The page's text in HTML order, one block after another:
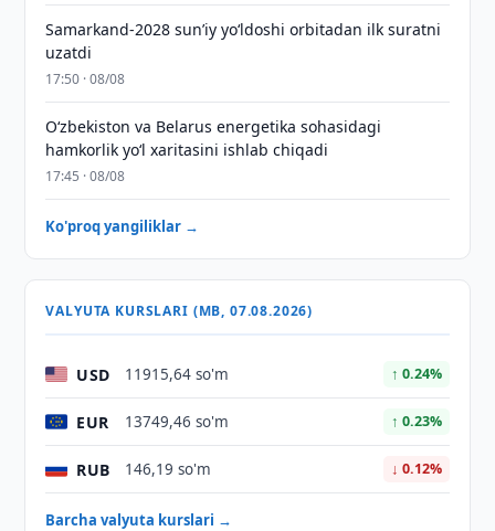
Samarkand-2028 sunʼiy yo‘ldoshi orbitadan ilk suratni
uzatdi
17:50 · 08/08
Oʻzbekiston va Belarus energetika sohasidagi
hamkorlik yoʻl xaritasini ishlab chiqadi
17:45 · 08/08
Ko'proq yangiliklar →
VALYUTA KURSLARI (MB, 07.08.2026)
USD 11915,64 so'm ↑ 0.24%
EUR 13749,46 so'm ↑ 0.23%
RUB 146,19 so'm ↓ 0.12%
Barcha valyuta kurslari →